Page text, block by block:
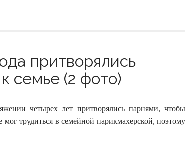
притворялись
семье (2 фото)
четырех лет притворялись парнями, чтобы
мог трудиться в семейной парикмахерской, поэтому